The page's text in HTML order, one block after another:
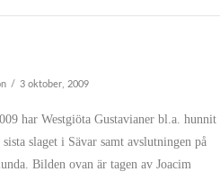
3 oktober, 2009
har Westgiöta Gustavianer bl.a. hunnit
slaget i Sävar samt avslutningen på
Bilden ovan är tagen av Joacim